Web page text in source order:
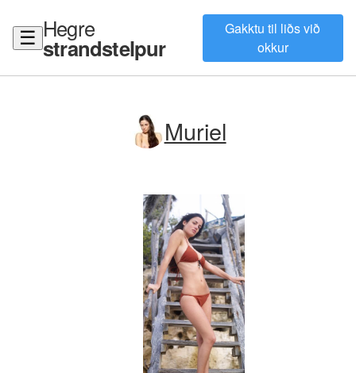
☰ Hegre
strandstelpur
Gakktu til liðs við
okkur
Muriel